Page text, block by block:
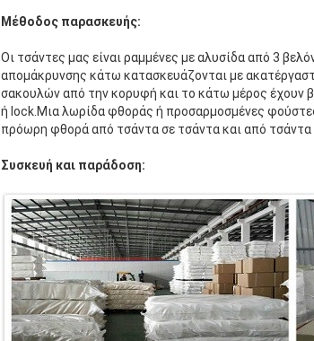
Μέθοδος παρασκευής:
Οι τσάντες μας είναι ραμμένες με αλυσίδα από 3
απομάκρυνσης κάτω κατασκευάζονται με
σακουλών από την κορυφή και το κάτω μέρος έχουν
ή lock.Μια λωρίδα φθοράς ή προσαρμοσμένες
πρόωρη φθορά από τσάντα σε τσάντα και από τσάντα
Συσκευή και παράδοση: